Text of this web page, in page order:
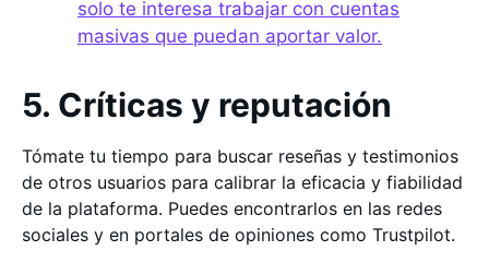
solo te interesa trabajar con cuentas
masivas que puedan aportar valor.
5. Críticas y reputación
Tómate tu tiempo para buscar reseñas y testimonios
de otros usuarios para calibrar la eficacia y fiabilidad
de la plataforma. Puedes encontrarlos en las redes
sociales y en portales de opiniones como Trustpilot.